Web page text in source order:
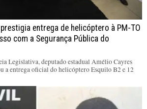
entrega de helicóptero à PM-TO
com a Segurança Pública do
Legislativa, deputado estadual Amélio Cayres
a entrega oficial do helicóptero Esquilo B2 e 12